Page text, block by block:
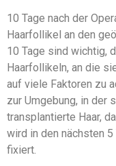
10 Tage nach der
Haarfollikel an den
10 Tage sind wichtig,
Haarfollikeln, an die
auf viele Faktoren zu
zur Umgebung, in der
transplantierte Haar,
wird in den nächsten
fixiert.